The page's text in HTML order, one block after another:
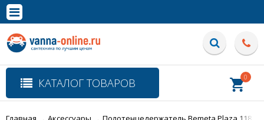
Полная версия сайта
КАТАЛОГ ТОВАРОВ 0